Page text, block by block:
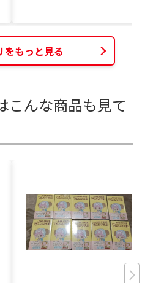
をもっと見る
こんな商品も見て